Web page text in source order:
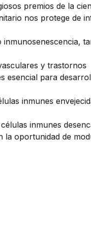
premios de la
nos protege de
y trastornos
esencial para
inmunes
inmunes
la oportunidad de